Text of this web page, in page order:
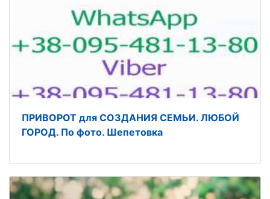
ПРИВОРОТ для СОЗДАНИЯ СЕМЬИ. ЛЮБОЙ
ГОРОД. По фото. Шепетовка